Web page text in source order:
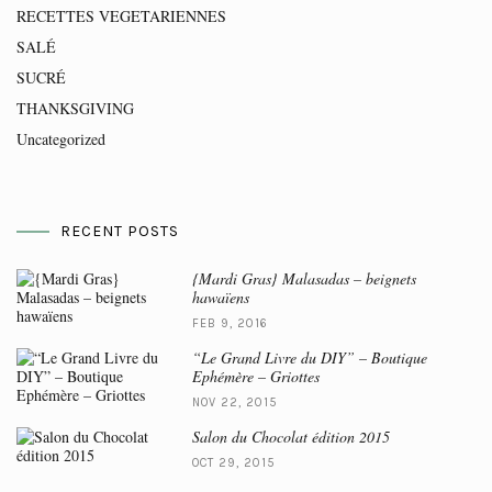
RECETTES VEGETARIENNES
SALÉ
SUCRÉ
THANKSGIVING
Uncategorized
RECENT POSTS
{Mardi Gras} Malasadas – beignets
hawaïens
FEB 9, 2016
“Le Grand Livre du DIY” – Boutique
Ephémère – Griottes
NOV 22, 2015
Salon du Chocolat édition 2015
OCT 29, 2015